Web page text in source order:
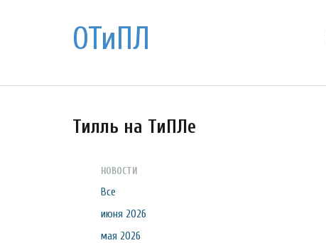
ОТиПЛ
Тилль на ТиПЛе
НОВОСТИ
Все
июня 2026
мая 2026